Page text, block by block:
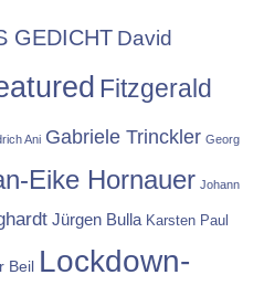
GEDICHT David
Fitzgerald
Ani Gabriele Trinckler Georg
Eike Hornauer Johann
Jürgen Bulla Karsten Paul
Beil Lockdown-